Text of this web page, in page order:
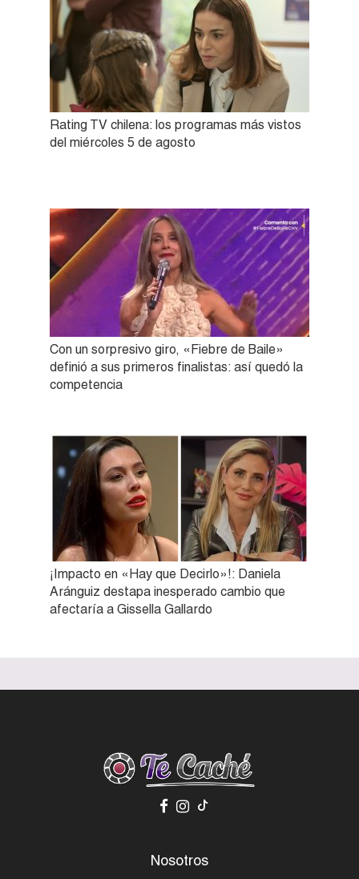
Rating TV chilena: los programas más vistos
del miércoles 5 de agosto
Con un sorpresivo giro, «Fiebre de Baile»
definió a sus primeros finalistas: así quedó la
competencia
¡Impacto en «Hay que Decirlo»!: Daniela
Aránguiz destapa inesperado cambio que
afectaría a Gissella Gallardo
Nosotros